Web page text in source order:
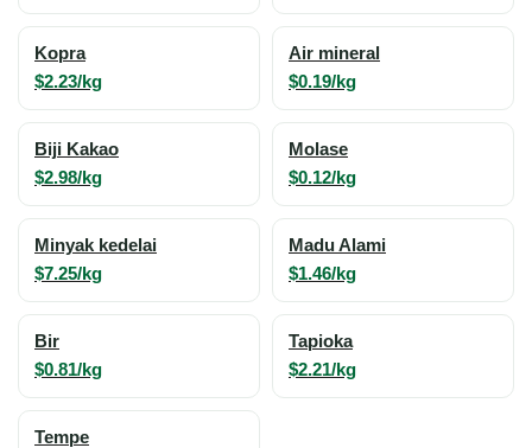
Kopra
$2.23/kg
Air mineral
$0.19/kg
Biji Kakao
$2.98/kg
Molase
$0.12/kg
Minyak kedelai
$7.25/kg
Madu Alami
$1.46/kg
Bir
$0.81/kg
Tapioka
$2.21/kg
Tempe